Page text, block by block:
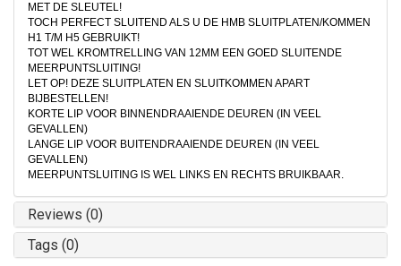
MET DE SLEUTEL!
TOCH PERFECT SLUITEND ALS U DE HMB SLUITPLATEN/KOMMEN
H1 T/M H5 GEBRUIKT!
TOT WEL KROMTRELLING VAN 12MM EEN GOED SLUITENDE
MEERPUNTSLUITING!
LET OP! DEZE SLUITPLATEN EN SLUITKOMMEN APART
BIJBESTELLEN!
KORTE LIP VOOR BINNENDRAAIENDE DEUREN (IN VEEL
GEVALLEN)
LANGE LIP VOOR BUITENDRAAIENDE DEUREN (IN VEEL
GEVALLEN)
MEERPUNTSLUITING IS WEL LINKS EN RECHTS BRUIKBAAR.
Reviews (0)
Tags (0)